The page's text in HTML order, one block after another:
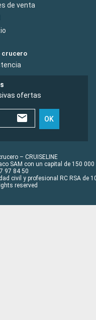
de venta
crucero
ofertas
OK
– CRUISELINE
SAM con un capital de 150 000
97 84 50
civil y profesional RC RSA de
reserved